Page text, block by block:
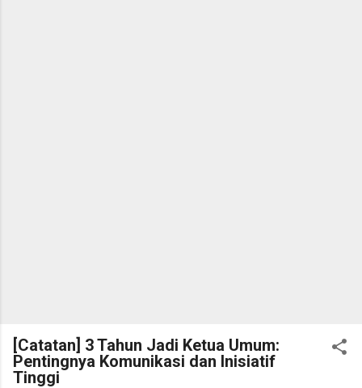
[Catatan] 3 Tahun Jadi Ketua Umum:
Pentingnya Komunikasi dan Inisiatif
Tinggi